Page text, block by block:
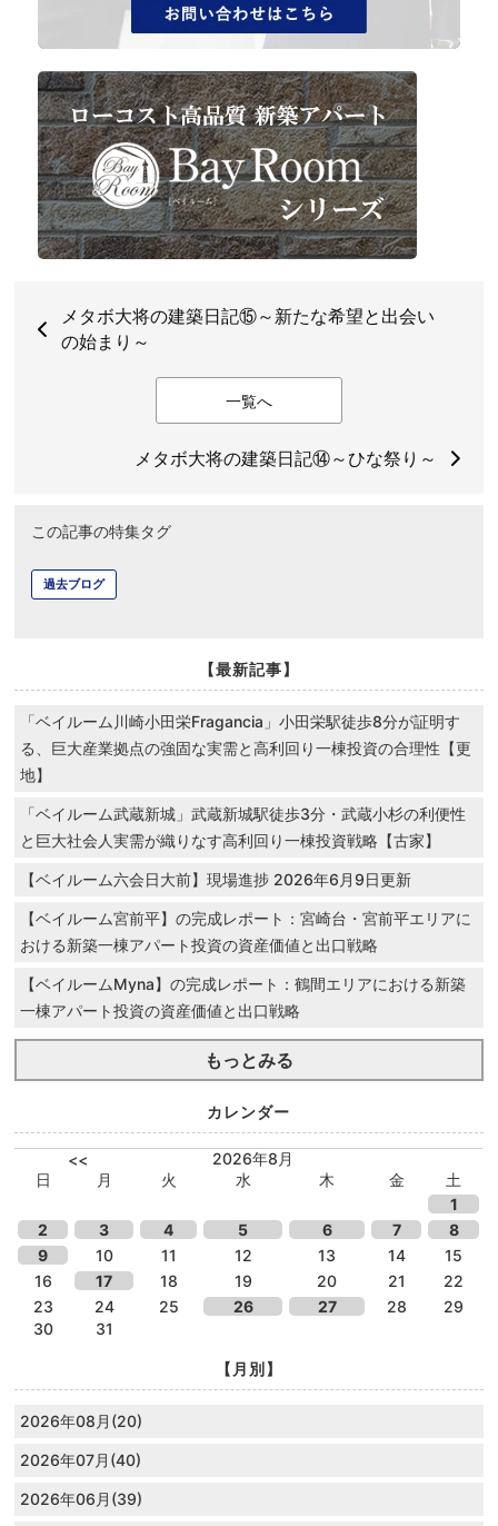
メタボ大将の建築日記⑮～新たな希望と出会い
の始まり～
一覧へ
メタボ大将の建築日記⑭～ひな祭り～
この記事の特集タグ
過去ブログ
【最新記事】
「ベイルーム川崎小田栄Fragancia」小田栄駅徒歩8分が証明す
る、巨大産業拠点の強固な実需と高利回り一棟投資の合理性【更
地】
「ベイルーム武蔵新城」武蔵新城駅徒歩3分・武蔵小杉の利便性
と巨大社会人実需が織りなす高利回り一棟投資戦略【古家】
【ベイルーム六会日大前】現場進捗 2026年6月9日更新
【ベイルーム宮前平】の完成レポート：宮崎台・宮前平エリアに
おける新築一棟アパート投資の資産価値と出口戦略
【ベイルームMyna】の完成レポート：鶴間エリアにおける新築
一棟アパート投資の資産価値と出口戦略
もっとみる
カレンダー
<<
2026年8月
日
月 火 水 木 金
土
1
2
3 4 5 6 7
8
9
10 11 12 13 14
15
16
17 18 19 20 21
22
23
24 25 26 27 28
29
30
31
【月別】
2026年08月(20)
2026年07月(40)
2026年06月(39)